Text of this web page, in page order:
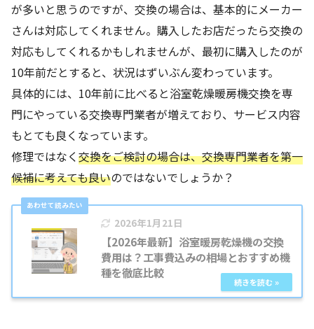
が多いと思うのですが、交換の場合は、基本的にメーカー
さんは対応してくれません。購入したお店だったら交換の
対応もしてくれるかもしれませんが、最初に購入したのが
10年前だとすると、状況はずいぶん変わっています。
具体的には、10年前に比べると浴室乾燥暖房機交換を専
門にやっている交換専門業者が増えており、サービス内容
もとても良くなっています。
修理ではなく交換をご検討の場合は、交換専門業者を第一
候補に考えても良いのではないでしょうか？
2026年1月21日
【2026年最新】浴室暖房乾燥機の交換
費用は？工事費込みの相場とおすすめ機
種を徹底比較